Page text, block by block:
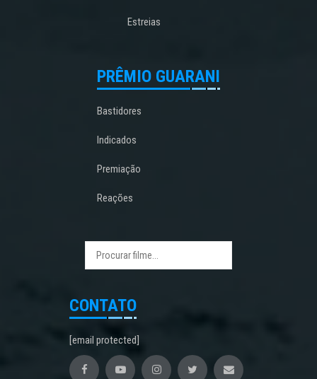
Estreias
PRÊMIO GUARANI
Bastidores
Indicados
Premiação
Reações
CONTATO
[email protected]